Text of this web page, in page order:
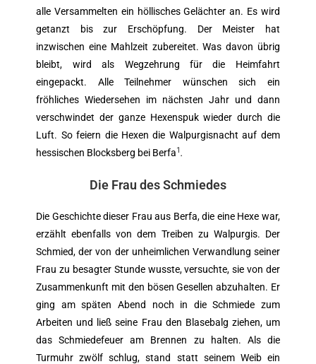
alle Versammelten ein höllisches Gelächter an. Es wird
getanzt bis zur Erschöpfung. Der Meister hat
inzwischen eine Mahlzeit zubereitet. Was davon übrig
bleibt, wird als Wegzehrung für die Heimfahrt
eingepackt. Alle Teilnehmer wünschen sich ein
fröhliches Wiedersehen im nächsten Jahr und dann
verschwindet der ganze Hexenspuk wieder durch die
Luft. So feiern die Hexen die Walpurgisnacht auf dem
hessischen Blocksberg bei Berfa1.
Die Frau des Schmiedes
Die Geschichte dieser Frau aus Berfa, die eine Hexe war,
erzählt ebenfalls von dem Treiben zu Walpurgis. Der
Schmied, der von der unheimlichen Verwandlung seiner
Frau zu besagter Stunde wusste, versuchte, sie von der
Zusammenkunft mit den bösen Gesellen abzuhalten. Er
ging am späten Abend noch in die Schmiede zum
Arbeiten und ließ seine Frau den Blasebalg ziehen, um
das Schmiedefeuer am Brennen zu halten. Als die
Turmuhr zwölf schlug, stand statt seinem Weib ein